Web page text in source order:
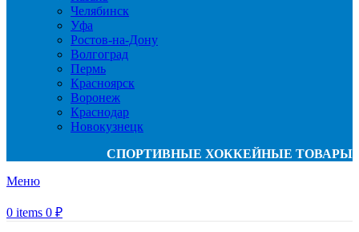
Челябинск
Уфа
Ростов-на-Дону
Волгоград
Пермь
Красноярск
Воронеж
Краснодар
Новокузнецк
СПОРТИВНЫЕ ХОККЕЙНЫЕ ТОВАРЫ
Меню
0 items 0 ₽